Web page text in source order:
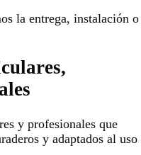
la entrega, instalación o
y profesionales que
y adaptados al uso